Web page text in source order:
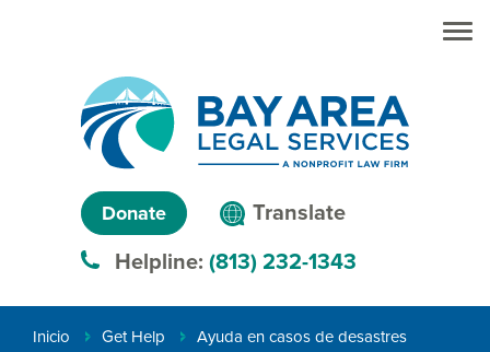
pathways
Donate
Language
menu
Translate
Helpline: (813) 232-1343
Ruta
Inicio Get Help Ayuda en casos de desastres